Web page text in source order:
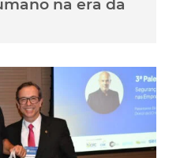
na era da